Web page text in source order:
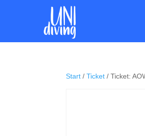
Start /Ticket / Ticket: